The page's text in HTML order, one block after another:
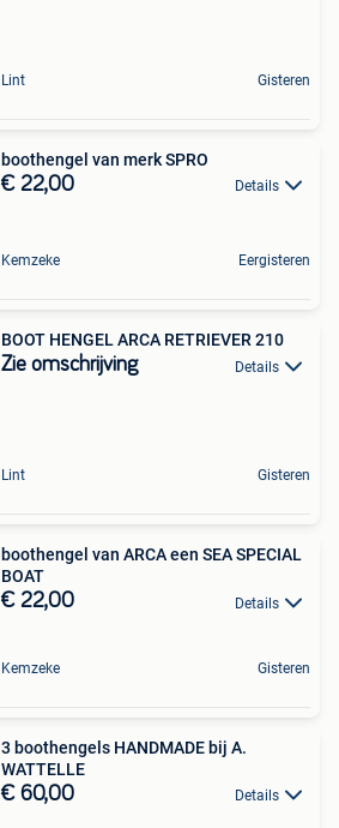
Lint Gisteren
boothengel van merk SPRO
€ 22,00 Details
Kemzeke Eergisteren
BOOT HENGEL ARCA RETRIEVER 210
Zie omschrijving Details
Lint Gisteren
boothengel van ARCA een SEA SPECIAL
BOAT
€ 22,00 Details
Kemzeke Gisteren
3 boothengels HANDMADE bij A.
WATTELLE
€ 60,00 Details